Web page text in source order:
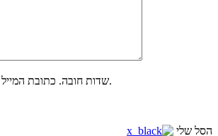
* שדות חובה. כתובת המייל שלך לא תוצג באתר.
הסל שלי